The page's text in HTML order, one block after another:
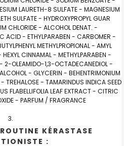
LAURETH-8 SULFATE - MAGNESIUM
SULFATE - HYDROXYPROPYL GUAR
CHLORIDE - ALCOHOL DENAT. -
ACID - ETHYLPARABEN - CARBOMER -
METHYLPROPIONAL - AMYL
CINNAMAL - METHYLPARABEN -
2-OLEAMIDO-1,3-OCTADECANEDIOL -
- GLYCERIN - BEHENTRIMONIUM
TREHALOSE - TAMARINDUS INDICA SEED
FLABELLIFOLIA LEAF EXTRACT - CITRIC
- PARFUM / FRAGRANCE
KÉRASTASE
: